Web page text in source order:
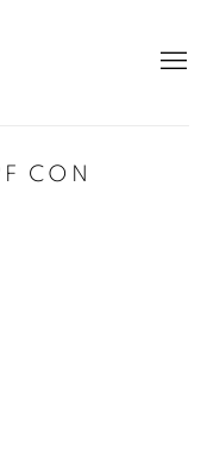
CON